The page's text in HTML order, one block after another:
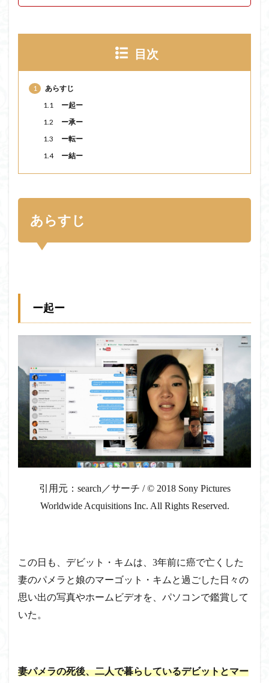
目次
1
あらすじ
1.1
ー起ー
1.2
ー承ー
1.3
ー転ー
1.4
ー結ー
あらすじ
ー起ー
引用元：search／サーチ / © 2018 Sony Pictures
Worldwide Acquisitions Inc. All Rights Reserved.
この日も、デビット・キムは、3年前に癌で亡くした
妻のパメラと娘のマーゴット・キムと過ごした日々の
思い出の写真やホームビデオを、パソコンで鑑賞して
いた。
妻パメラの死後、二人で暮らしているデビットとマー